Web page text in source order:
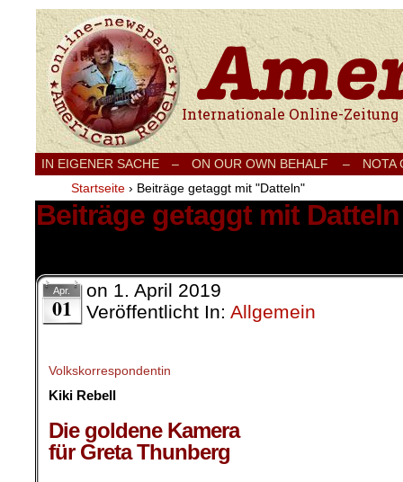
Internationale Onlinezeitung für Frieden,
IN EIGENER SACHE – ON OUR OWN BEHALF –
NOTA
Startseite › Beiträge getaggt mit "Datteln"
Beiträge getaggt mit Datteln
Apr.
01
on 1. April 2019
Veröffentlicht In: Allgemein
Volkskorrespondentin
Kiki Rebell
Die goldene Kamera
für Greta Thunberg